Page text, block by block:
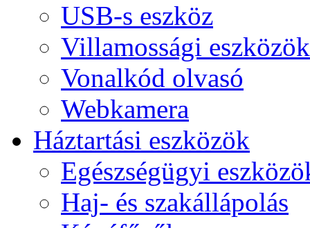
USB-s eszköz
Villamossági eszközök
Vonalkód olvasó
Webkamera
Háztartási eszközök
Egészségügyi
Haj- és szakállápolás